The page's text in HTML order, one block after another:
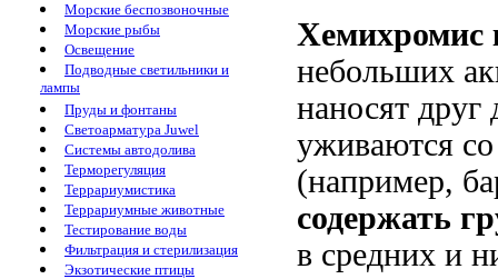
Морские беспозвоночные
Морские рыбы
Освещение
Подводные светильники и
лампы
Пруды и фонтаны
Светоарматура Juwel
Системы автодолива
Терморегуляция
Террариумистика
Террариумные животные
Тестирование воды
Фильтрация и стерилизация
Экзотические птицы
Хемихромис
небольших
наносят
уживаются
(например,
содержать
в средних и